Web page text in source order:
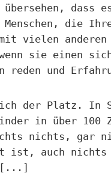
dass
die Ihre
vielen anderen
sie einen
reden und
der Platz. In
in über
nichts, gar
ist, auch nichts
[...]